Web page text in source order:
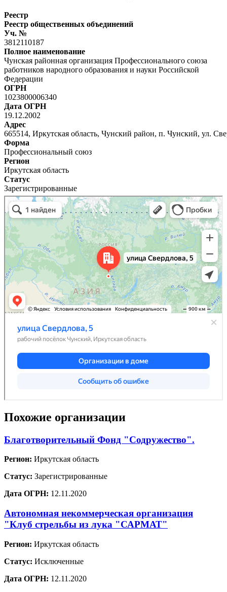
Реестр
Реестр общественных объединений
Уч. №
3812110187
Полное наименование
Чунская районная организация Профессионального союза
работников народного образования и науки Российской
Федерации
ОГРН
1023800006340
Дата ОГРН
19.12.2002
Адрес
665514, Иркутская область, Чунский район, п. Чунский, ул.
Форма
Профессиональный союз
Регион
Иркутская область
Статус
Зарегистрированные
Похожие организации
Благотворительный Фонд "Содружество".
Регион: Иркутская область
Статус: Зарегистрированные
Дата ОГРН: 12.11.2020
Автономная некоммерческая организация
"Клуб стрельбы из лука "САРМАТ"
Регион: Иркутская область
Статус: Исключенные
Дата ОГРН: 12.11.2020